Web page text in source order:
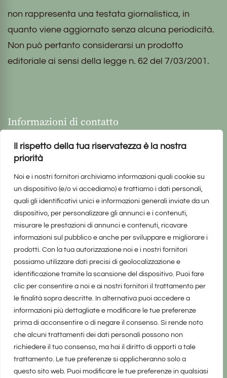
Il rispetto della tua riservatezza è la nostra
priorità
Noi e i nostri fornitori archiviamo informazioni quali cookie su
un dispositivo (e/o vi accediamo) e trattiamo i dati personali,
quali gli identificativi unici e informazioni generali inviate da un
dispositivo, per personalizzare gli annunci e i contenuti,
misurare le prestazioni di annunci e contenuti, ricavare
informazioni sul pubblico e anche per sviluppare e migliorare i
prodotti. Con la tua autorizzazione noi e i nostri fornitori
possiamo utilizzare dati precisi di geolocalizzazione e
identificazione tramite la scansione del dispositivo. Puoi fare
clic per consentire a noi e ai nostri fornitori il trattamento per
le finalità sopra descritte. In alternativa puoi accedere a
informazioni più dettagliate e modificare le tue preferenze
prima di acconsentire o di negare il consenso. Si rende noto
che alcuni trattamenti dei dati personali possono non
richiedere il tuo consenso, ma hai il diritto di opporti a tale
trattamento. Le tue preferenze si applicheranno solo a
questo sito web. Puoi modificare le tue preferenze in qualsiasi
non rappresenta una testata giornalistica, in
quanto viene aggiornato senza alcuna periodicità.
Non può pertanto considerarsi un prodotto
editoriale ai sensi della legge n. 62 del 7/03/2001.
Informazioni di contatto